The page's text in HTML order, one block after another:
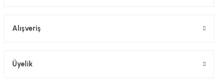
Alışveriş
Üyelik